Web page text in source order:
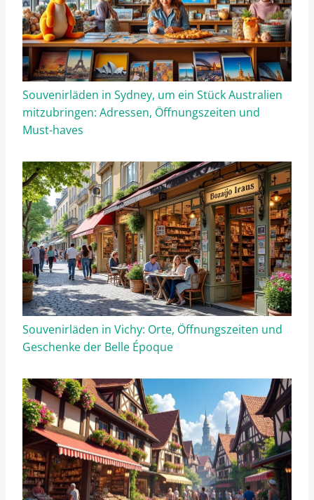
Souvenirläden in Sydney, um ein Stück Australien
mitzubringen: Adressen, Öffnungszeiten und
Must-haves
Souvenirläden in Vichy: Orte, Öffnungszeiten und
Geschenke der Belle Époque